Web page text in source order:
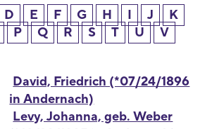
D E F G H I J
K
P Q R S T U
V
David, Friedrich (*07/24/1896
in Andernach)
Levy, Johanna, geb. Weber